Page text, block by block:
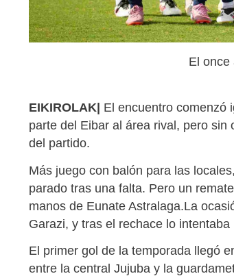
El once
EIKIROLAK| El encuentro comenzó
parte del Eibar al área rival, pero
del partido.
Más juego con balón para las
parado tras una falta. Pero un
manos de Eunate Astralaga.La
Garazi, y tras el rechace lo
El primer gol de la temporada llegó
entre la central Jujuba y la